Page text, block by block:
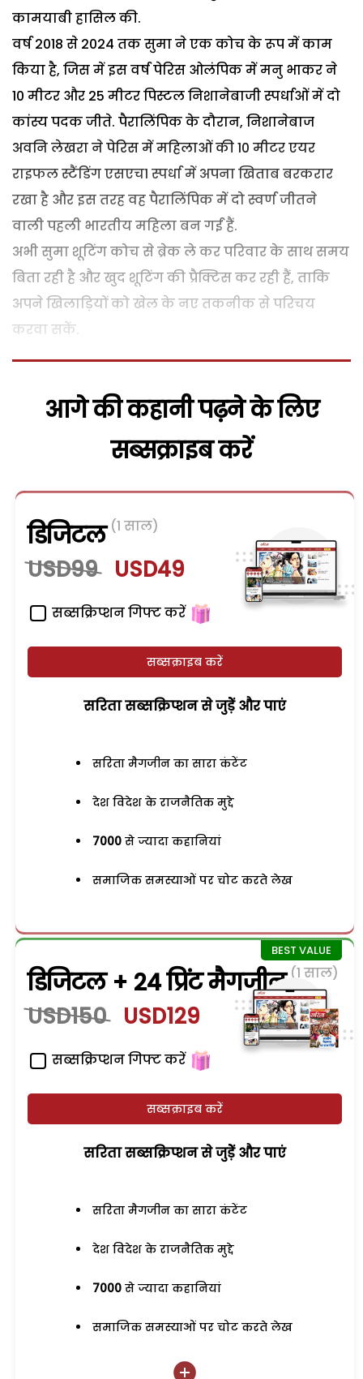
कामयाबी हासिल की.
वर्ष 2018 से 2024 तक सुमा ने एक कोच के रूप में काम
किया है, जिस में इस वर्ष पेरिस ओलंपिक में मनु भाकर ने
10 मीटर और 25 मीटर पिस्टल निशानेबाजी स्पर्धाओं में दो
कांस्य पदक जीते. पैरालिंपिक के दौरान, निशानेबाज
अवनि लेखरा ने पेरिस में महिलाओं की 10 मीटर एयर
राइफल स्टैंडिंग एसएच1 स्पर्धा में अपना खिताब बरकरार
रखा है और इस तरह वह पैरालिंपिक में दो स्वर्ण जीतने
वाली पहली भारतीय महिला बन गईं हैं.
अभी सुमा शूटिंग कोच से ब्रेक ले कर परिवार के साथ समय
बिता रही है और खुद शूटिंग की प्रैक्टिस कर रही हैं, ताकि
अपने खिलाड़ियों को खेल के नए तकनीक से परिचय
करवा सकें.
आगे की कहानी पढ़ने के लिए
सब्सक्राइब करें
डिजिटल (1 साल)
USD99 USD49
सब्सक्रिप्शन गिफ्ट करें
सब्सक्राइब करें
सरिता सब्सक्रिप्शन से जुड़ेें और पाएं
सरिता मैगजीन का सारा कंटेंट
देश विदेश के राजनैतिक मुद्दे
7000 से ज्यादा कहानियां
समाजिक समस्याओं पर चोट करते लेख
डिजिटल + 24 प्रिंट मैगजीन (1 साल)
USD150 USD129
सब्सक्रिप्शन गिफ्ट करें
सब्सक्राइब करें
सरिता सब्सक्रिप्शन से जुड़ेें और पाएं
सरिता मैगजीन का सारा कंटेंट
देश विदेश के राजनैतिक मुद्दे
7000 से ज्यादा कहानियां
समाजिक समस्याओं पर चोट करते लेख